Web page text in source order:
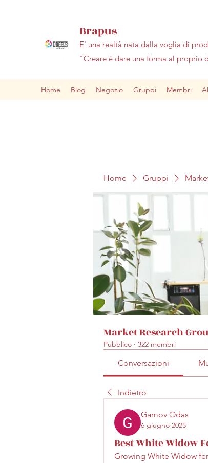
Brapus
E' una realtà nata dalla voglia di
"Creare è dare una forma al proprio
Home Blog Negozio Gruppi Membri
Home Gruppi
Market Research
Pubblico · 322 membri
Conversazioni
Indietro
Gamov Odas
6 giugno 2025
Best White Widow
Growing White Widow